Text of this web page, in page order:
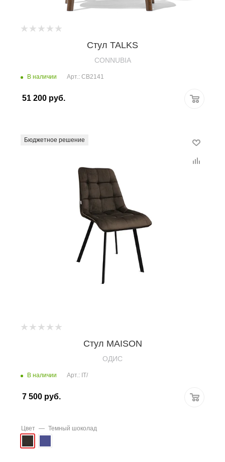
Стул TALKS
CONNUBIA
В наличии Арт.: CB2141
51 200 руб.
Бюджетное решение
Стул MAISON
OДИС
В наличии Арт.: IT/
7 500 руб.
Цвет — Темный шоколад